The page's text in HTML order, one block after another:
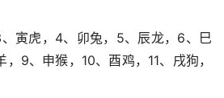
寅虎，4、卯兔，5、辰龙，6、巳
9、申猴，10、酉鸡，11、戌狗，